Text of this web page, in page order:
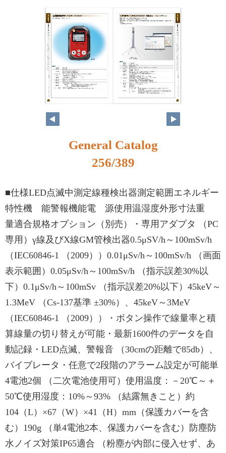
241
240
General Catalog
256/389
■仕様LED点滅中測定線種検出器測定範囲エネルギー
特性機 能警報機能電 源使用温湿度外形寸法重
量適合規格オプション（別売）・専用アダプタ （PC
専用）γ線及びX線GM管検出器0.5μSV/h～100mSv/h
（IEC60846-1 （2009））0.01μSv/h～100mSv/h （画面
表示範囲）0.05μSv/h～100mSv/h （指示誤差30%以
下）0.1μSv/h～100mSv （指示誤差20%以下）45keV～
1.3MeV （Cs-137基準 ±30%）、45keV～3MeV
（IEC60846-1 （2009））・ボタン操作で線量率と積
算線量の切り替えが可能・最新1600件のデータを自
動記録・LED点滅、警報音 （30cmの距離で85db）、
バイブレータ・任意で2段階のアラーム設定が可能単
4電池2個 （二次電池使用可）使用温度：－20℃～＋
50℃使用湿度：10%～93% （結露無きこと）約
104（L）×67（W）×41（H）mm（保護カバーを含
む）190g （単4電池2本、保護カバーを含む）防塵防
水ノイズ対策IP65適合 （粉塵が内部に侵入せず、あ